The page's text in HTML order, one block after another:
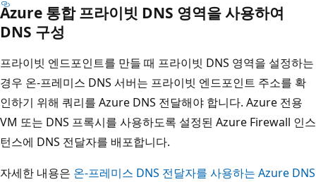
Azure 통합 프라이빗 DNS 영역을 사용하여
DNS 구성
프라이빗 엔드포인트를 만들 때 프라이빗 DNS 영역을 설정하는
경우 온-프레미스 DNS 서버는 프라이빗 엔드포인트 주소를 확
인하기 위해 쿼리를 Azure DNS 전달해야 합니다. Azure 전용
VM 또는 DNS 프록시를 사용하도록 설정된 Azure Firewall 인스
턴스에 DNS 전달자를 배포합니다.
자세한 내용은 온-프레미스 DNS 전달자를 사용하는 Azure DNS